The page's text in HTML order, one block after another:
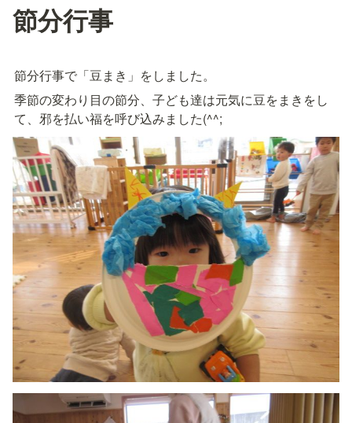
節分行事
節分行事で「豆まき」をしました。
季節の変わり目の節分、子ども達は元気に豆をまきをし
て、邪を払い福を呼び込みました(^^;